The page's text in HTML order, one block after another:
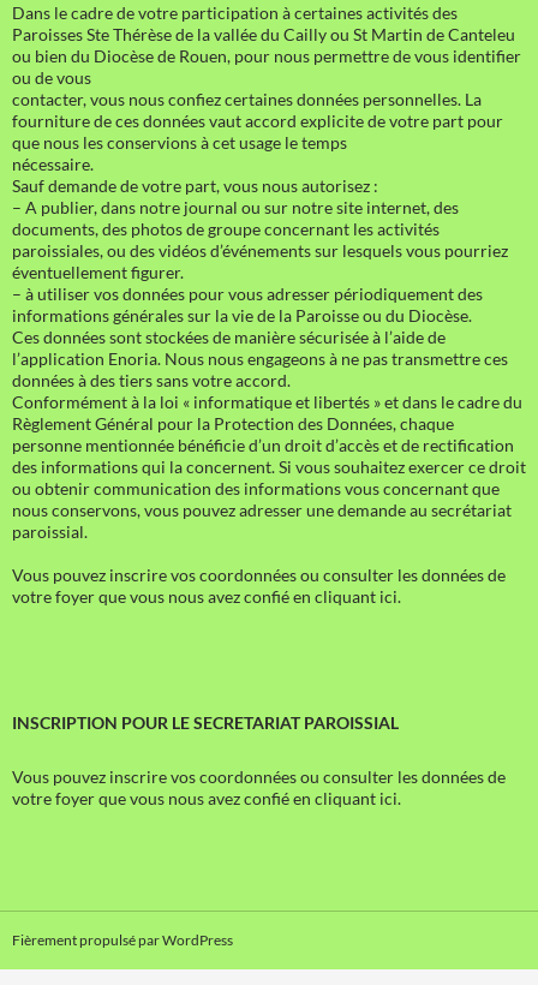
Dans le cadre de votre participation à certaines activités des
Paroisses Ste Thérèse de la vallée du Cailly ou St Martin de Canteleu
ou bien du Diocèse de Rouen, pour nous permettre de vous identifier
ou de vous
contacter, vous nous confiez certaines données personnelles. La
fourniture de ces données vaut accord explicite de votre part pour
que nous les conservions à cet usage le temps
nécessaire.
Sauf demande de votre part, vous nous autorisez :
– A publier, dans notre journal ou sur notre site internet, des
documents, des photos de groupe concernant les activités
paroissiales, ou des vidéos d’événements sur lesquels vous pourriez
éventuellement figurer.
– à utiliser vos données pour vous adresser périodiquement des
informations générales sur la vie de la Paroisse ou du Diocèse.
Ces données sont stockées de manière sécurisée à l’aide de
l’application Enoria. Nous nous engageons à ne pas transmettre ces
données à des tiers sans votre accord.
Conformément à la loi « informatique et libertés » et dans le cadre du
Règlement Général pour la Protection des Données, chaque
personne mentionnée bénéficie d’un droit d’accès et de rectification
des informations qui la concernent. Si vous souhaitez exercer ce droit
ou obtenir communication des informations vous concernant que
nous conservons, vous pouvez adresser une demande au secrétariat
paroissial.
Vous pouvez inscrire vos coordonnées ou consulter les données de
votre foyer que vous nous avez confié en cliquant ici.
INSCRIPTION POUR LE SECRETARIAT PAROISSIAL
Vous pouvez inscrire vos coordonnées ou consulter les données de
votre foyer que vous nous avez confié en cliquant ici.
Fièrement propulsé par WordPress